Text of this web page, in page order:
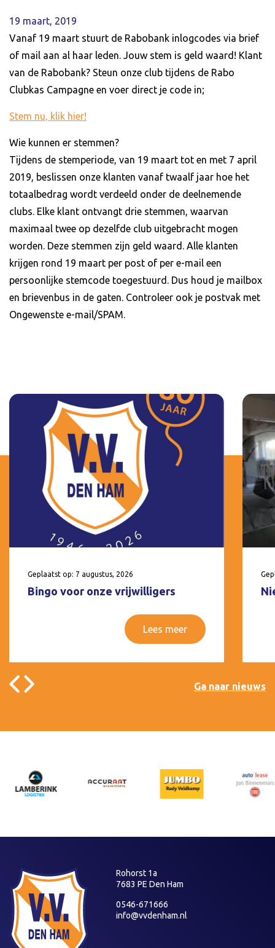
19 maart, 2019
Vanaf 19 maart stuurt de Rabobank inlogcodes via brief
of mail aan al haar leden. Jouw stem is geld waard! Klant
van de Rabobank? Steun onze club tijdens de Rabo
Clubkas Campagne en voer direct je code in;
Stem nu, klik hier!
Wie kunnen er stemmen?
Tijdens de stemperiode, van 19 maart tot en met 7 april
2019, beslissen onze klanten vanaf twaalf jaar hoe het
totaalbedrag wordt verdeeld onder de deelnemende
clubs. Elke klant ontvangt drie stemmen, waarvan
maximaal twee op dezelfde club uitgebracht mogen
worden. Deze stemmen zijn geld waard. Alle klanten
krijgen rond 19 maart per post of per e-mail een
persoonlijke stemcode toegestuurd. Dus houd je mailbox
en brievenbus in de gaten. Controleer ook je postvak met
Ongewenste e-mail/SPAM.
Geplaatst op: 7 augustus, 2026
Bingo voor onze vrijwilligers
Lees meer
Ga naar nieuws
Rohorst 1a
7683 PE Den Ham
0546-671666
info@vvdenham.nl